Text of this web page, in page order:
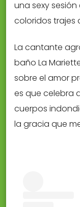
una sexy
coloridos trajes
La cantante
baño La
sobre el amor
es que celebra
cuerpos
la gracia que